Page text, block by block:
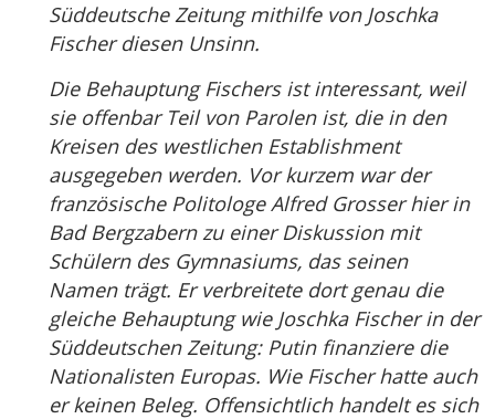
Süddeutsche Zeitung mithilfe von Joschka
Fischer diesen Unsinn.
Die Behauptung Fischers ist interessant, weil
sie offenbar Teil von Parolen ist, die in den
Kreisen des westlichen Establishment
ausgegeben werden. Vor kurzem war der
französische Politologe Alfred Grosser hier in
Bad Bergzabern zu einer Diskussion mit
Schülern des Gymnasiums, das seinen
Namen trägt. Er verbreitete dort genau die
gleiche Behauptung wie Joschka Fischer in der
Süddeutschen Zeitung: Putin finanziere die
Nationalisten Europas. Wie Fischer hatte auch
er keinen Beleg. Offensichtlich handelt es sich